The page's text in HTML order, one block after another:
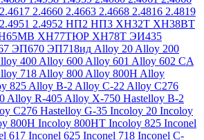
2.4617 2.4660 2.4663 2.4668 2.4816 2.4819
2.4951 2.4952 НП2 НП3 ХН32Т ХН38ВТ
ХН77ТЮР ХН78Т ЭИ435
ЭП670 ЭП718ид Alloy 20 Alloy 200
400 Alloy 600 Alloy 601 Alloy 602 CA
718 Alloy 800 Alloy 800H Alloy
825 Alloy B-2 Alloy C-22 Alloy C276
Alloy R-405 Alloy X-750 Hastelloy B-2
C276 Hastelloy G-35 Incoloy 20 Incoloy
800H Incoloy 800HT Incoloy 825 Inconel
617 Inconel 625 Inconel 718 Inconel C-